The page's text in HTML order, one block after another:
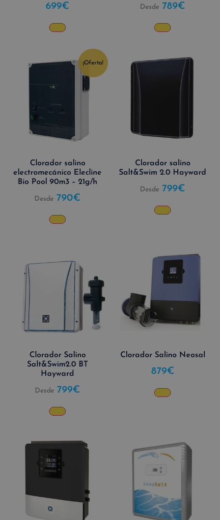
699€ Desde 789€
¡Oferta!
Clorador salino
electromecánico Elecline
Bio Pool 90m3 – 21g/h
Desde 790€
Clorador salino
Salt&Swim 2.0 Hayward
Desde 799€
Clorador Salino
Salt&Swim2.0 BT
Hayward
Desde 799€
Clorador Salino Neosal
879€